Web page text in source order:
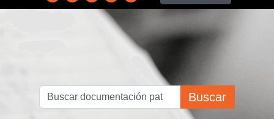
Buscar